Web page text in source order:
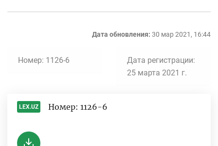
Дата обновления: 30 мар 2021, 16:44
Номер: 1126-6
Дата регистрации:
25 марта 2021 г.
LEX.UZ Номер: 1126-6